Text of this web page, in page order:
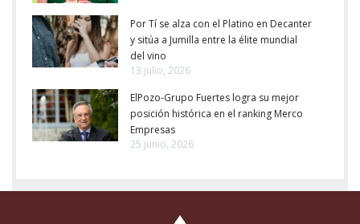
Por Tí se alza con el Platino en Decanter
y sitúa a Jumilla entre la élite mundial
del vino
13 julio, 2026
ElPozo-Grupo Fuertes logra su mejor
posición histórica en el ranking Merco
Empresas
25 junio, 2026